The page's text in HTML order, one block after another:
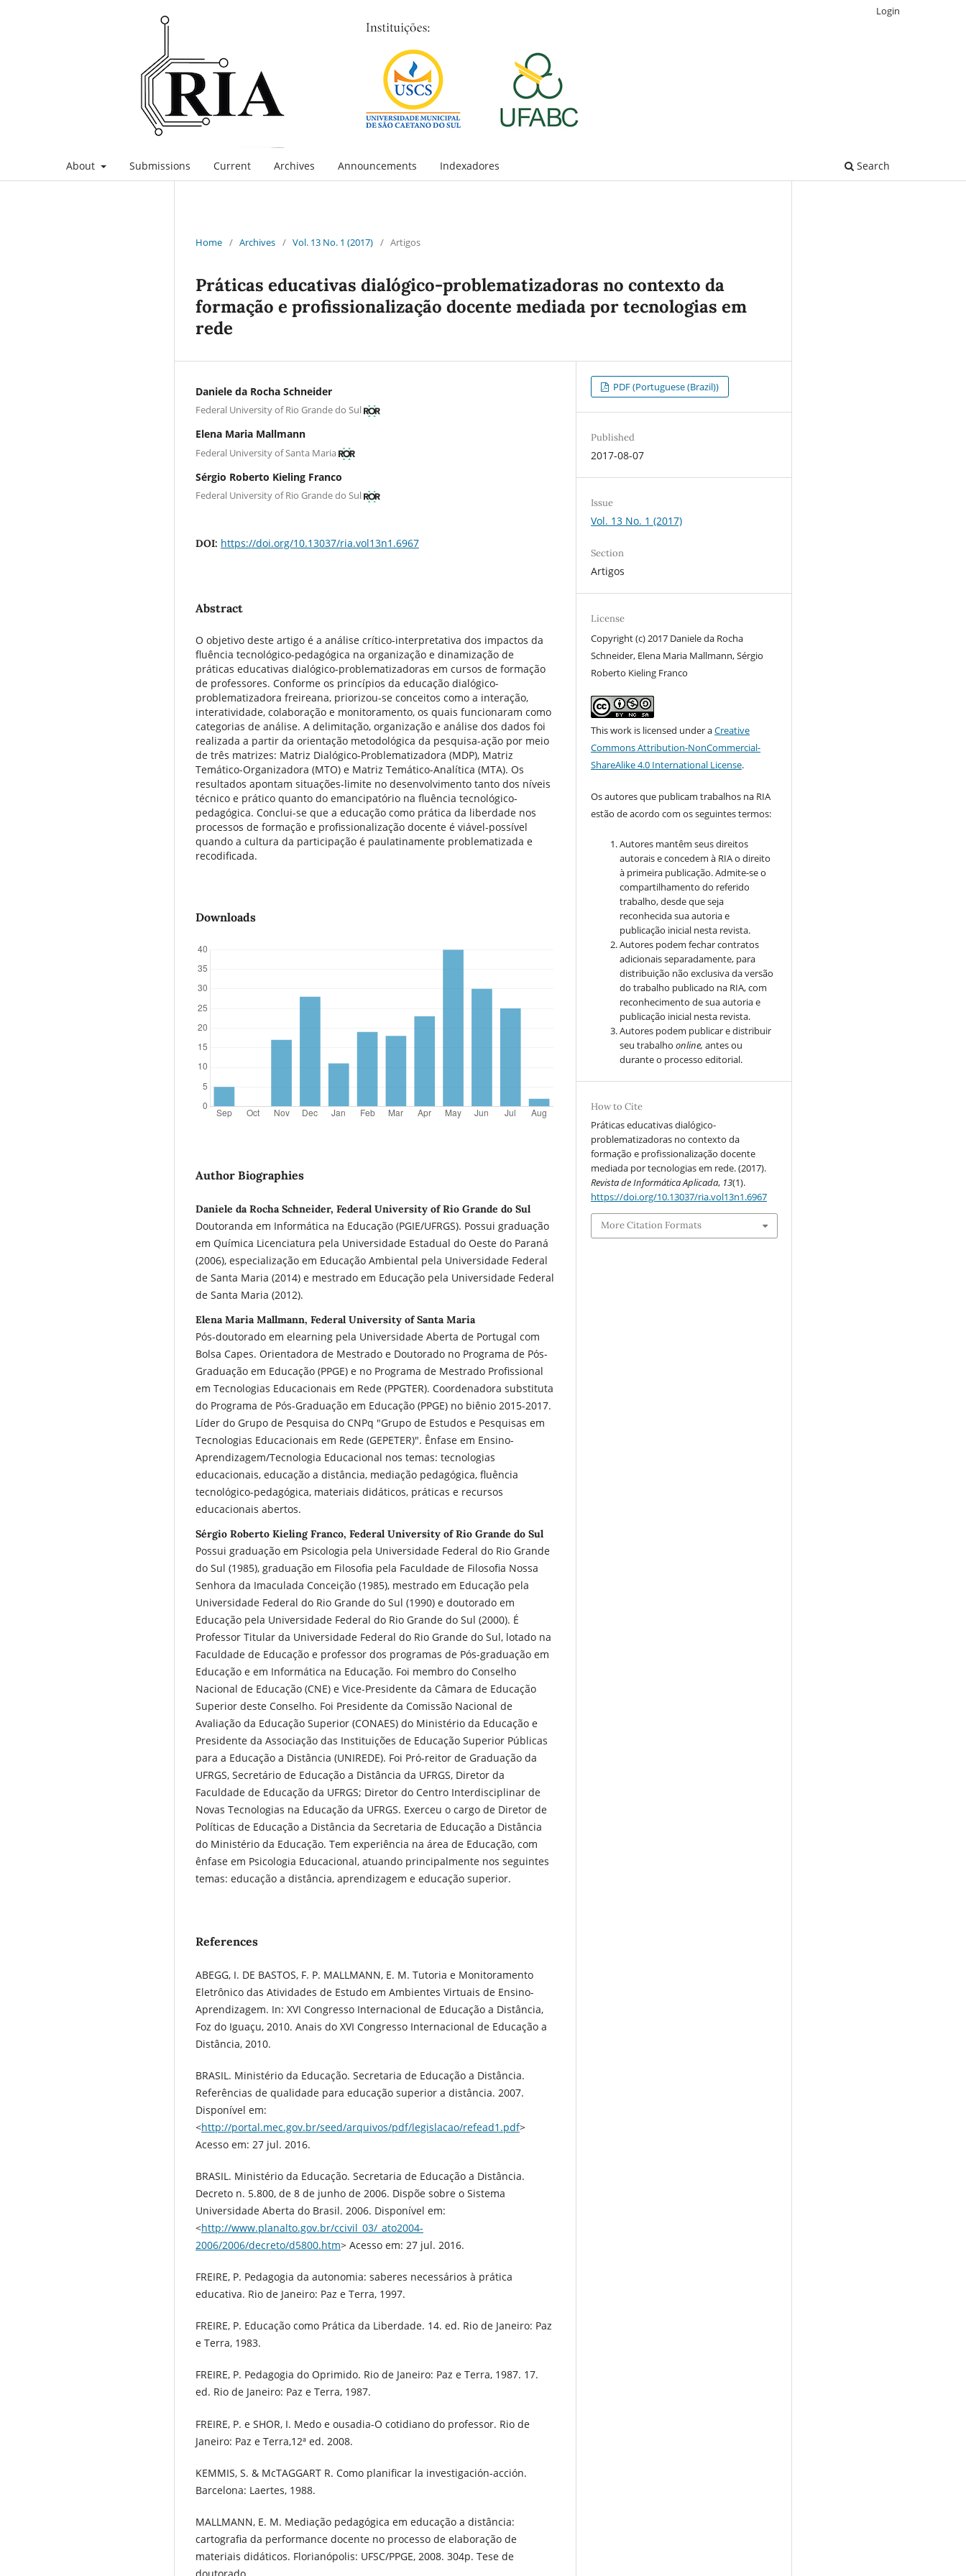
About Submissions Current Archives Announcements Indexadores Search
Login
Home / Archives / Vol. 13 No. 1 (2017) / Artigos
Práticas educativas dialógico-problematizadoras no contexto da
formação e profissionalização docente mediada por tecnologias em
rede
Daniele da Rocha Schneider
Federal University of Rio Grande do Sul
Elena Maria Mallmann
Federal University of Santa Maria
Sérgio Roberto Kieling Franco
Federal University of Rio Grande do Sul
DOI: https://doi.org/10.13037/ria.vol13n1.6967
Abstract
O objetivo deste artigo é a análise crítico-interpretativa dos impactos da
fluência tecnológico-pedagógica na organização e dinamização de
práticas educativas dialógico-problematizadoras em cursos de formação
de professores. Conforme os princípios da educação dialógico-
problematizadora freireana, priorizou-se conceitos como a interação,
interatividade, colaboração e monitoramento, os quais funcionaram como
categorias de análise. A delimitação, organização e análise dos dados foi
realizada a partir da orientação metodológica da pesquisa-ação por meio
de três matrizes: Matriz Dialógico-Problematizadora (MDP), Matriz
Temático-Organizadora (MTO) e Matriz Temático-Analítica (MTA). Os
resultados apontam situações-limite no desenvolvimento tanto dos níveis
técnico e prático quanto do emancipatório na fluência tecnológico-
pedagógica. Conclui-se que a educação como prática da liberdade nos
processos de formação e profissionalização docente é viável-possível
quando a cultura da participação é paulatinamente problematizada e
recodificada.
Downloads
Author Biographies
Daniele da Rocha Schneider, Federal University of Rio Grande do Sul
Doutoranda em Informática na Educação (PGIE/UFRGS). Possui graduação
em Química Licenciatura pela Universidade Estadual do Oeste do Paraná
(2006), especialização em Educação Ambiental pela Universidade Federal
de Santa Maria (2014) e mestrado em Educação pela Universidade Federal
de Santa Maria (2012).
Elena Maria Mallmann, Federal University of Santa Maria
Pós-doutorado em elearning pela Universidade Aberta de Portugal com
Bolsa Capes. Orientadora de Mestrado e Doutorado no Programa de Pós-
Graduação em Educação (PPGE) e no Programa de Mestrado Profissional
em Tecnologias Educacionais em Rede (PPGTER). Coordenadora substituta
do Programa de Pós-Graduação em Educação (PPGE) no biênio 2015-2017.
Líder do Grupo de Pesquisa do CNPq "Grupo de Estudos e Pesquisas em
Tecnologias Educacionais em Rede (GEPETER)". Ênfase em Ensino-
Aprendizagem/Tecnologia Educacional nos temas: tecnologias
educacionais, educação a distância, mediação pedagógica, fluência
tecnológico-pedagógica, materiais didáticos, práticas e recursos
educacionais abertos.
Sérgio Roberto Kieling Franco, Federal University of Rio Grande do Sul
Possui graduação em Psicologia pela Universidade Federal do Rio Grande
do Sul (1985), graduação em Filosofia pela Faculdade de Filosofia Nossa
Senhora da Imaculada Conceição (1985), mestrado em Educação pela
Universidade Federal do Rio Grande do Sul (1990) e doutorado em
Educação pela Universidade Federal do Rio Grande do Sul (2000). É
Professor Titular da Universidade Federal do Rio Grande do Sul, lotado na
Faculdade de Educação e professor dos programas de Pós-graduação em
Educação e em Informática na Educação. Foi membro do Conselho
Nacional de Educação (CNE) e Vice-Presidente da Câmara de Educação
Superior deste Conselho. Foi Presidente da Comissão Nacional de
Avaliação da Educação Superior (CONAES) do Ministério da Educação e
Presidente da Associação das Instituições de Educação Superior Públicas
para a Educação a Distância (UNIREDE). Foi Pró-reitor de Graduação da
UFRGS, Secretário de Educação a Distância da UFRGS, Diretor da
Faculdade de Educação da UFRGS; Diretor do Centro Interdisciplinar de
Novas Tecnologias na Educação da UFRGS. Exerceu o cargo de Diretor de
Políticas de Educação a Distância da Secretaria de Educação a Distância
do Ministério da Educação. Tem experiência na área de Educação, com
ênfase em Psicologia Educacional, atuando principalmente nos seguintes
temas: educação a distância, aprendizagem e educação superior.
References
ABEGG, I. DE BASTOS, F. P. MALLMANN, E. M. Tutoria e Monitoramento
Eletrônico das Atividades de Estudo em Ambientes Virtuais de Ensino-
Aprendizagem. In: XVI Congresso Internacional de Educação a Distância,
Foz do Iguaçu, 2010. Anais do XVI Congresso Internacional de Educação a
Distância, 2010.
BRASIL. Ministério da Educação. Secretaria de Educação a Distância.
Referências de qualidade para educação superior a distância. 2007.
Disponível em:
<http://portal.mec.gov.br/seed/arquivos/pdf/legislacao/refead1.pdf>
Acesso em: 27 jul. 2016.
BRASIL. Ministério da Educação. Secretaria de Educação a Distância.
Decreto n. 5.800, de 8 de junho de 2006. Dispõe sobre o Sistema
Universidade Aberta do Brasil. 2006. Disponível em:
<http://www.planalto.gov.br/ccivil_03/_ato2004-
2006/2006/decreto/d5800.htm> Acesso em: 27 jul. 2016.
FREIRE, P. Pedagogia da autonomia: saberes necessários à prática
educativa. Rio de Janeiro: Paz e Terra, 1997.
FREIRE, P. Educação como Prática da Liberdade. 14. ed. Rio de Janeiro: Paz
e Terra, 1983.
FREIRE, P. Pedagogia do Oprimido. Rio de Janeiro: Paz e Terra, 1987. 17.
ed. Rio de Janeiro: Paz e Terra, 1987.
FREIRE, P. e SHOR, I. Medo e ousadia-O cotidiano do professor. Rio de
Janeiro: Paz e Terra,12ª ed. 2008.
KEMMIS, S. & McTAGGART R. Como planificar la investigación-acción.
Barcelona: Laertes, 1988.
MALLMANN, E. M. Mediação pedagógica em educação a distância:
cartografia da performance docente no processo de elaboração de
materiais didáticos. Florianópolis: UFSC/PPGE, 2008. 304p. Tese de
doutorado.
PDF (Portuguese (Brazil))
Published
2017-08-07
Issue
Vol. 13 No. 1 (2017)
Section
Artigos
License
Copyright (c) 2017 Daniele da Rocha
Schneider, Elena Maria Mallmann, Sérgio
Roberto Kieling Franco
This work is licensed under aCreative
Commons Attribution-NonCommercial-
ShareAlike 4.0 International License.
Os autores que publicam trabalhos na RIA
estão de acordo com os seguintes termos:
Autores mantêm seus direitos
autorais e concedem à RIA o direito
à primeira publicação. Admite-se o
compartilhamento do referido
trabalho, desde que seja
reconhecida sua autoria e
publicação inicial nesta revista.
Autores podem fechar contratos
adicionais separadamente, para
distribuição não exclusiva da versão
do trabalho publicado na RIA, com
reconhecimento de sua autoria e
publicação inicial nesta revista.
Autores podem publicar e distribuir
seu trabalhoonline,antes ou
durante o processo editorial.
How to Cite
Práticas educativas dialógico-
problematizadoras no contexto da
formação e profissionalização docente
mediada por tecnologias em rede. (2017).
Revista de Informática Aplicada, 13(1).
https://doi.org/10.13037/ria.vol13n1.6967
More Citation Formats